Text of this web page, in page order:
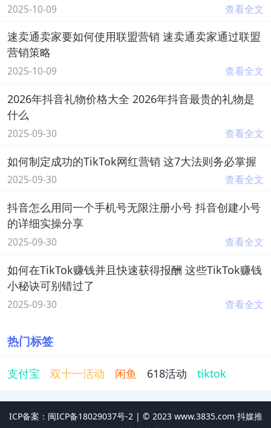
2025-10-09 查看全文
速卖通卖家要如何使用联盟营销 速卖通卖家通过联盟
营销策略
2025-10-09 查看全文
2026年抖音礼物价格大全 2026年抖音最贵的礼物是
什么
2025-09-30 查看全文
如何制定成功的TikTok网红营销 这7大法则务必掌握
2025-09-30 查看全文
抖音怎么用同一个手机号无限注册小号 抖音创建小号
的详细实操分享
2025-09-30 查看全文
如何在TikTok赚钱并且快速获得报酬 这些TikTok赚钱
小秘诀可别错过了
2025-09-30 查看全文
热门标签
支付宝 双十一活动 闲鱼 618活动 tiktok
ICP备案：闽ICP备18029037号-2 | © 2023www.3835.com 抖媒推